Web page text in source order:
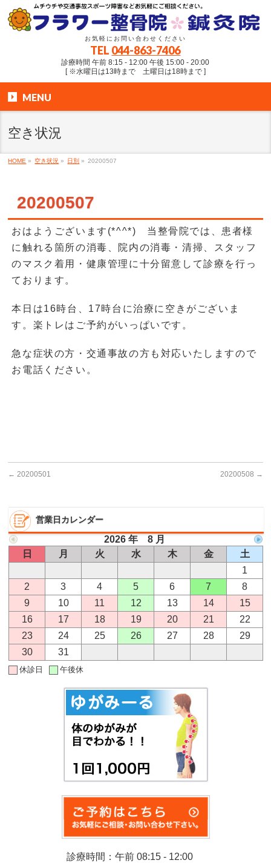
お気軽にお問い合わせください
TEL 044-863-7406
診療時間 午前 8:15 - 12:00 午後 15:00 - 20:00
[ ※水曜日は13時まで 土曜日は18時まで ]
MENU
空き状況
HOME » 空き状況 » 日別 » 20200507
20200507
おはようございます(*^^*) 当整骨院では、患者様
に触れる箇所の消毒、院内の消毒・清掃、スタッフ
のマスク着用・健康管理に十分留意して診療を行っ
ております。
本日は16時台、17時台に治療に空きがございま
す。楽トレはご予約がいっぱいです。
急な症状の方・交通事故の方も対応いたしますので
お電話ください。
← 20200501 20200508 →
営業日カレンダー
2026 年 8 月
日
月 火 水 木 金
土
1
2
3 4 5 6 7
8
9
10 11 12 13 14
15
16
17 18 19 20 21
22
23
24 25 26 27 28
29
30
31
休診日 午後休
診療時間：午前 08:15 - 12:00